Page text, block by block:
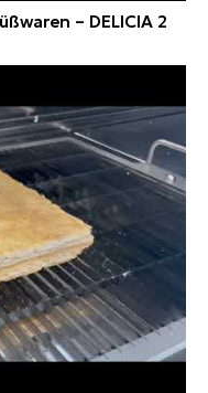
– DELICIA 2